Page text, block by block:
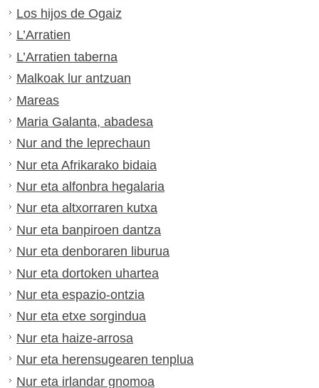
Los hijos de Ogaiz
L’Arratien
L’Arratien taberna
Malkoak lur antzuan
Mareas
Maria Galanta, abadesa
Nur and the leprechaun
Nur eta Afrikarako bidaia
Nur eta alfonbra hegalaria
Nur eta altxorraren kutxa
Nur eta banpiroen dantza
Nur eta denboraren liburua
Nur eta dortoken uhartea
Nur eta espazio-ontzia
Nur eta etxe sorgindua
Nur eta haize-arrosa
Nur eta herensugearen tenplua
Nur eta irlandar gnomoa